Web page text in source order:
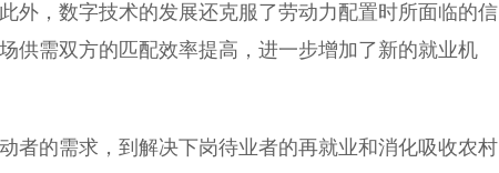
外，数字技术的发展还克服了劳动力配置时所面临的信
供需双方的匹配效率提高，进一步增加了新的就业机
的需求，到解决下岗待业者的再就业和消化吸收农村